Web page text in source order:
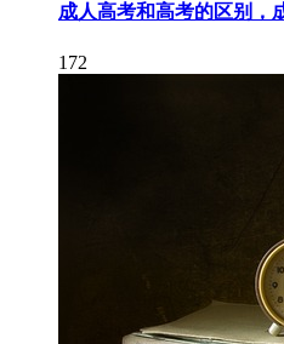
成人高考和高考的区别，
172